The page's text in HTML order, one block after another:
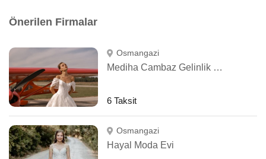
Önerilen Firmalar
Osmangazi
Mediha Cambaz Gelinlik Bursa
6 Taksit
Osmangazi
Hayal Moda Evi